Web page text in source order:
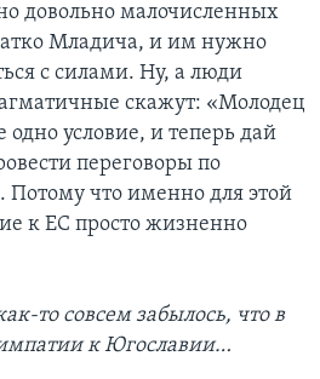
довольно малочисленных
Младича, и им нужно
с силами. Ну, а люди
скажут: «Молодец
условие, и теперь дай
переговоры по
что именно для этой
к ЕС просто жизненно
то совсем забылось, что в
к Югославии…